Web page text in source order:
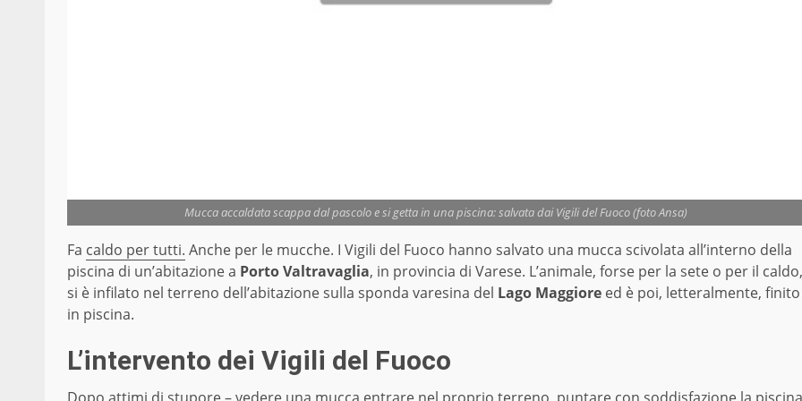
Mucca accaldata scappa dal pascolo e si getta in una piscina: salvata dai Vigili del Fuoco (foto Ansa)
Fa caldo per tutti. Anche per le mucche. I Vigili del Fuoco hanno salvato una mucca scivolata all’interno della
piscina di un’abitazione a Porto Valtravaglia, in provincia di Varese. L’animale, forse per la sete o per il caldo,
si è infilato nel terreno dell’abitazione sulla sponda varesina del Lago Maggiore ed è poi, letteralmente, finito
in piscina.
L’intervento dei Vigili del Fuoco
Dopo attimi di stupore – vedere una mucca entrare nel proprio terreno, puntare con soddisfazione la piscina